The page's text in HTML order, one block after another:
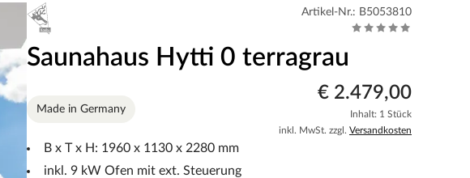
Artikel-Nr.: B5053810
Saunahaus Hytti 0 terragrau
€ 2.479,00
Inhalt: 1 Stück
inkl. MwSt. zzgl. Versandkosten
Made in Germany
B x T x H: 1960 x 1130 x 2280 mm
inkl. 9 kW Ofen mit ext. Steuerung